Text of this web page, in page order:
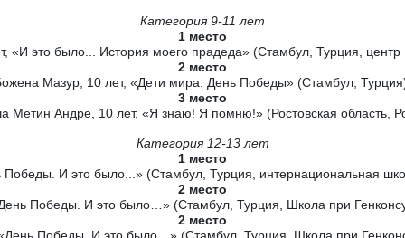
Категория 9-11 лет
1 место
«И это было... История моего прадеда» (Стамбул, Турция, центр
2 место
Мазур, 10 лет, «Дети мира. День Победы» (Стамбул,
3 место
Метин Андре, 10 лет, «Я знаю! Я помню!» (Ростовская область,
Категория 12-13 лет
1 место
И это было...» (Стамбул, Турция, интернациональная
2 место
Победы. И это было…» (Стамбул, Турция, Школа при
2 место
Победы. И это было…» (Стамбул, Турция, Школа при